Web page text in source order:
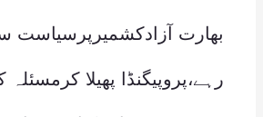
بھارت آزادکشمیرپرسیاست
رہے،پروپیگنڈا پھیلا